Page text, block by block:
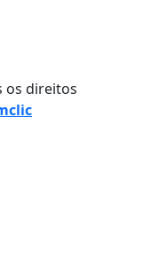
os direitos